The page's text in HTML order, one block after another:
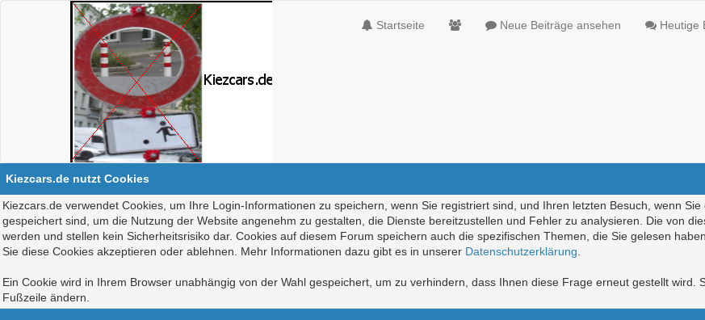
Startseite Neue Beiträge ansehen Heutige
Kiezcars.de nutzt Cookies
Kiezcars.de verwendet Cookies, um Ihre Login-Informationen zu speichern, wenn Sie registriert sind, und Ihren letzten Besuch, wenn
gespeichert sind, um die Nutzung der Website angenehm zu gestalten, die Dienste bereitzustellen und Fehler zu analysieren. Die von
werden und stellen kein Sicherheitsrisiko dar. Cookies auf diesem Forum speichern auch die spezifischen Themen, die Sie gelesen
Sie diese Cookies akzeptieren oder ablehnen. Mehr Informationen dazu gibt es in unserer Datenschutzerklärung
Ein Cookie wird in Ihrem Browser unabhängig von der Wahl gespeichert, um zu verhindern, dass Ihnen diese Frage erneut gestellt
Fußzeile ändern.